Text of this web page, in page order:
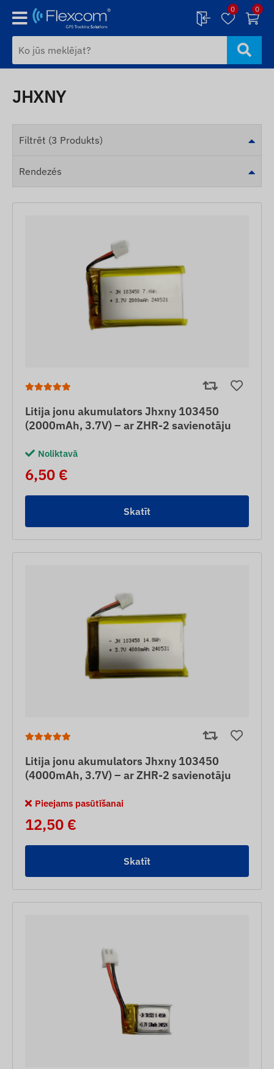
0 0
JHXNY
Filtrēt (3 Produkts)
Rendezés
Litija jonu akumulators Jhxny 103450
(2000mAh, 3.7V) – ar ZHR-2 savienotāju
Noliktavā
6,50 €
Skatīt
Litija jonu akumulators Jhxny 103450
(4000mAh, 3.7V) – ar ZHR-2 savienotāju
Pieejams pasūtīšanai
12,50 €
Skatīt